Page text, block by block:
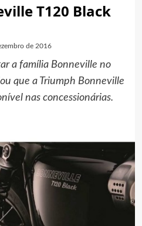
T120 Black
de 2016
a família Bonneville no
que a Triumph Bonneville
nas concessionárias.